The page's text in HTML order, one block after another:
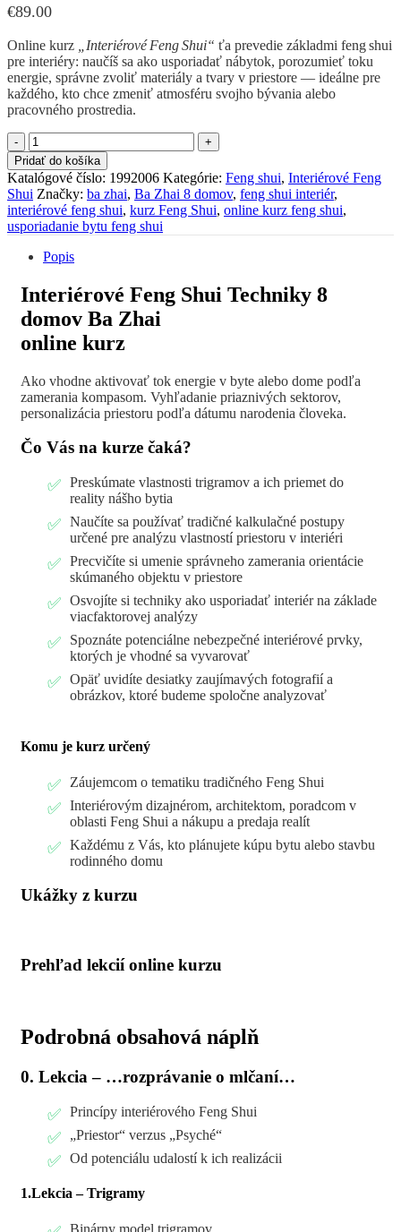
€89.00
Online kurz „Interiérové Feng Shui“ ťa prevedie základmi feng shui
pre interiéry: naučíš sa ako usporiadať nábytok, porozumieť toku
energie, správne zvoliť materiály a tvary v priestore — ideálne pre
každého, kto chce zmeniť atmosféru svojho bývania alebo
pracovného prostredia.
množstvo
Interiérové
Feng
shui
-
základy
Pridať do košíka
Katalógové číslo: 1992006 Kategórie: Feng shui, Interiérové Feng
Shui Značky: ba zhai, Ba Zhai 8 domov, feng shui interiér,
interiérové feng shui, kurz Feng Shui, online kurz feng shui,
usporiadanie bytu feng shui
Popis
Interiérové Feng Shui Techniky 8
domov Ba Zhai
online kurz
Ako vhodne aktivovať tok energie v byte alebo dome podľa
zamerania kompasom. Vyhľadanie priaznivých sektorov,
personalizácia priestoru podľa dátumu narodenia človeka.
Čo Vás na kurze čaká?
Preskúmate vlastnosti trigramov a ich priemet do
reality nášho bytia
Naučíte sa používať tradičné kalkulačné postupy
určené pre analýzu vlastností priestoru v interiéri
Precvičíte si umenie správneho zamerania orientácie
skúmaného objektu v priestore
Osvojíte si techniky ako usporiadať interiér na základe
viacfaktorovej analýzy
Spoznáte potenciálne nebezpečné interiérové prvky,
ktorých je vhodné sa vyvarovať
Opäť uvidíte desiatky zaujímavých fotografií a
obrázkov, ktoré budeme spoločne analyzovať
Komu je kurz určený
Záujemcom o tematiku tradičného Feng Shui
Interiérovým dizajnérom, architektom, poradcom v
oblasti Feng Shui a nákupu a predaja realít
Každému z Vás, kto plánujete kúpu bytu alebo stavbu
rodinného domu
Ukážky z kurzu
Prehľad lekcií online kurzu
Podrobná obsahová náplň
0. Lekcia – …rozprávanie o mlčaní…
Princípy interiérového Feng Shui
„Priestor“ verzus „Psyché“
Od potenciálu udalostí k ich realizácii
1.Lekcia – Trigramy
Binárny model trigramov